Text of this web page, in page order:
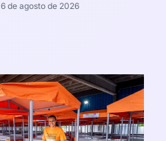
6 de agosto de 2026